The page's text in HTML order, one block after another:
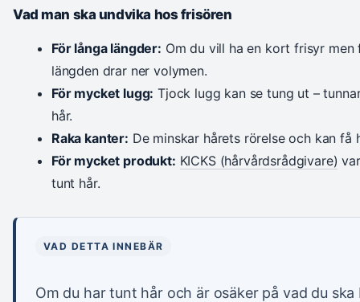
Vad man ska undvika hos frisören
För långa längder: Om du vill ha en kort frisyr
längden drar ner volymen.
För mycket lugg: Tjock lugg kan se tung ut –
hår.
Raka kanter: De minskar hårets rörelse och kan få
För mycket produkt: KICKS (hårvårdsrådgivare)
tunt hår.
VAD DETTA INNEBÄR
Om du har tunt hår och är osäker på vad du ska